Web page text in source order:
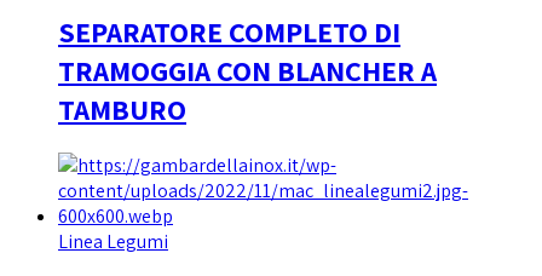
SEPARATORE COMPLETO DI
TRAMOGGIA CON BLANCHER A
TAMBURO
Linea Legumi